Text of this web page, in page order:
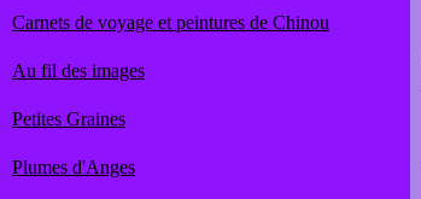
Carnets de voyage et peintures de Chinou
Au fil des images
Petites Graines
Plumes d'Anges